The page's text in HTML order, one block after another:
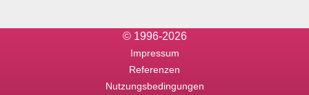
© 1996-2026
Impressum
Referenzen
Nutzungsbedingungen